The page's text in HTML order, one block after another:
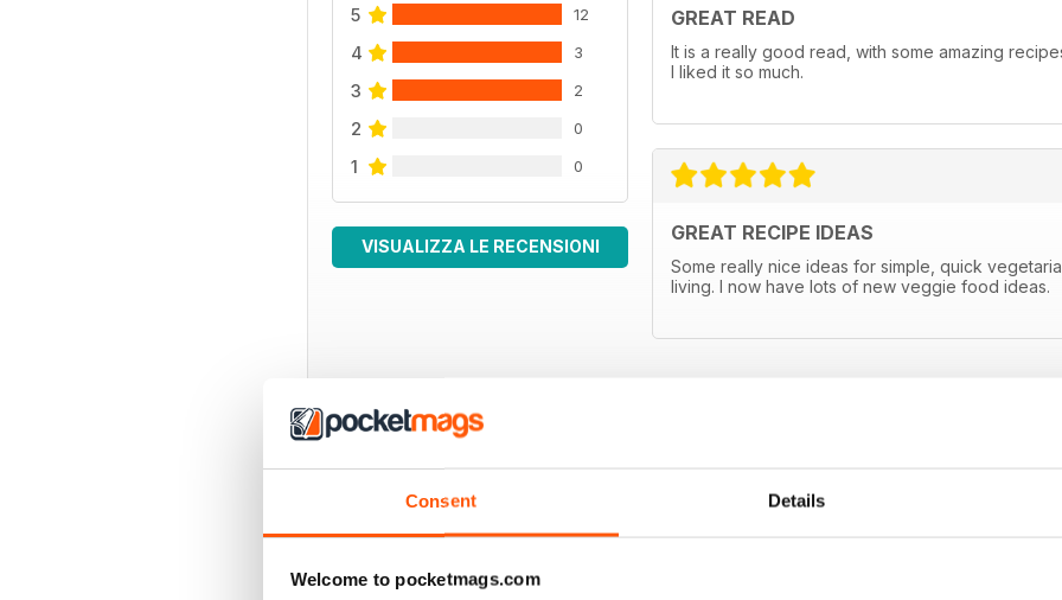
Consent Details
Welcome to pocketmags.com
5 12
4 3
3 2
2 0
1 0
VISUALIZZA LE RECENSIONI
GREAT READ
It is a really good read, with some amazing
I liked it so much.
GREAT RECIPE IDEAS
Some really nice ideas for simple, quick
living. I now have lots of new veggie food ideas.